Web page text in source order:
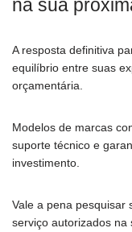
na sua
A resposta definitiva
equilíbrio entre suas
orçamentária.
Modelos de marcas
suporte técnico e
investimento.
Vale a pena pesquisar
serviço autorizados